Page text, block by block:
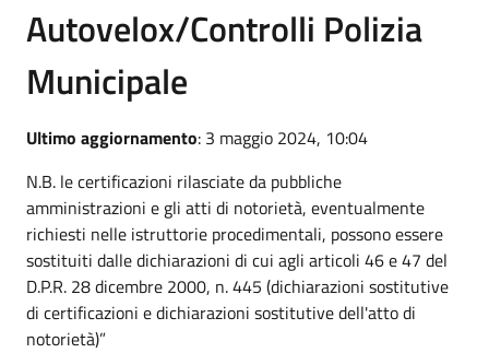
Autovelox/Controlli Polizia
Municipale
Ultimo aggiornamento: 3 maggio 2024, 10:04
N.B. le certificazioni rilasciate da pubbliche
amministrazioni e gli atti di notorietà, eventualmente
richiesti nelle istruttorie procedimentali, possono essere
sostituiti dalle dichiarazioni di cui agli articoli 46 e 47 del
D.P.R. 28 dicembre 2000, n. 445 (dichiarazioni sostitutive
di certificazioni e dichiarazioni sostitutive dell'atto di
notorietà)”